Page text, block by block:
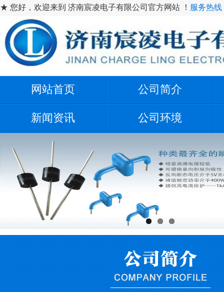
★ 您好，欢迎来到 济南宸凌电子有限公司官方网站 ！ 服务热线
网站首页 公司简介
新闻资讯 公司环境